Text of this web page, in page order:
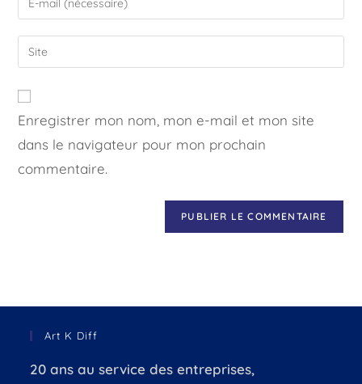
Enregistrer mon nom, mon e-mail et mon site
dans le navigateur pour mon prochain
commentaire.
Art K Diff
20 ans au service des entreprises,